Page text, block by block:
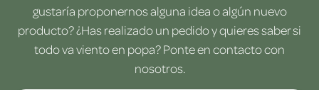
gustaría proponernos alguna idea o algún nuevo
producto? ¿Has realizado un pedido y quieres saber si
todo va viento en popa? Ponte en contacto con
nosotros.